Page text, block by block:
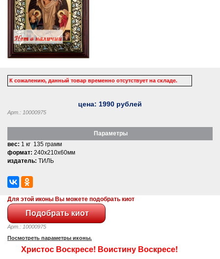
К сожалению, данный товар временно отсутствует на складе.
цена: 1990 рублей
Арт.: 10000975
Параметры
вес: 1 кг 135 грамм
формат: 240x210x60мм
издатель: ТИЛЬ
Для этой иконы Вы можете подобрать киот
Арт.: 10000975
Посмотреть параметры иконы.
Христос Воскресе! Воистину Воскресе!